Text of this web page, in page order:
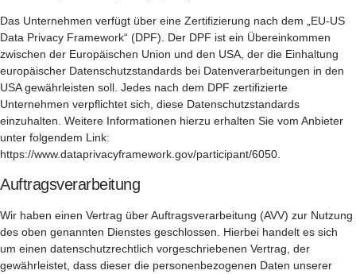
Das Unternehmen verfügt über eine Zertifizierung nach dem „EU-US
Data Privacy Framework“ (DPF). Der DPF ist ein Übereinkommen
zwischen der Europäischen Union und den USA, der die Einhaltung
europäischer Datenschutzstandards bei Datenverarbeitungen in den
USA gewährleisten soll. Jedes nach dem DPF zertifizierte
Unternehmen verpflichtet sich, diese Datenschutzstandards
einzuhalten. Weitere Informationen hierzu erhalten Sie vom Anbieter
unter folgendem Link:
https://www.dataprivacyframework.gov/participant/6050
Auftragsverarbeitung
Wir haben einen Vertrag über Auftragsverarbeitung (AVV) zur Nutzung
des oben genannten Dienstes geschlossen. Hierbei handelt es sich
um einen datenschutzrechtlich vorgeschriebenen Vertrag, der
gewährleistet, dass dieser die personenbezogenen Daten unserer